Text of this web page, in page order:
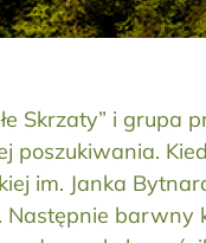
Skrzaty” i grupa
poszukiwania.
im. Janka
barwny